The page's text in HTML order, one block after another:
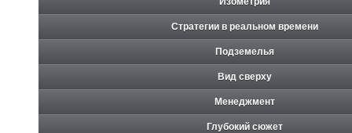
Стратегии в реальном времени
Подземелья
Вид сверху
Менеджмент
Глубокий сюжет